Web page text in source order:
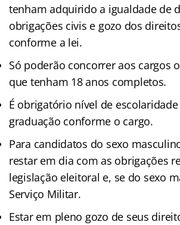
tenham adquirido a igualdade de
obrigações civis e gozo dos
conforme a lei.
Só poderão concorrer aos cargos
que tenham 18 anos completos.
É obrigatório nível de
graduação conforme o cargo.
Para candidatos do sexo
restar em dia com as obrigações
legislação eleitoral e, se do sexo
Serviço Militar.
Estar em pleno gozo de seus